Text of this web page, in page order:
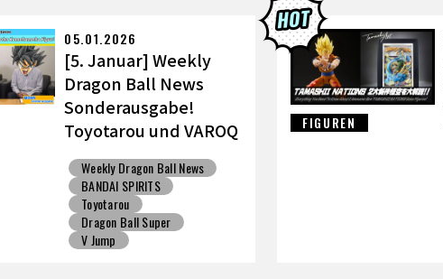
BANDAI
05.01.2026
[5. Januar] Weekly
Dragon Ball News
Sonderausgabe!
Toyotarou und VAROQ
diskutieren die
ultimative Vater-Sohn
Kamehameha Figur!
Weekly Dragon Ball News
BANDAI SPIRITS
Toyotarou
Dragon Ball Super
V Jump
FIGUREN